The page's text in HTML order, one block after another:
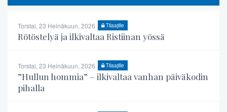
Torstai, 23 Heinäkuun, 2026 Tilaajille
Rötöstelyä ja ilkivaltaa Ristiinan yössä
Torstai, 23 Heinäkuun, 2026 Tilaajille
”Hullun hommia” – ilkivaltaa vanhan päiväkodin
pihalla